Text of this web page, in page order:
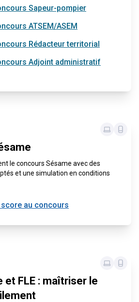
Sapeur-pompier
ATSEM/ASEM
Rédacteur territorial
Adjoint administratif
le concours Sésame avec des
et une simulation en conditions
au concours
et FLE : maîtriser le